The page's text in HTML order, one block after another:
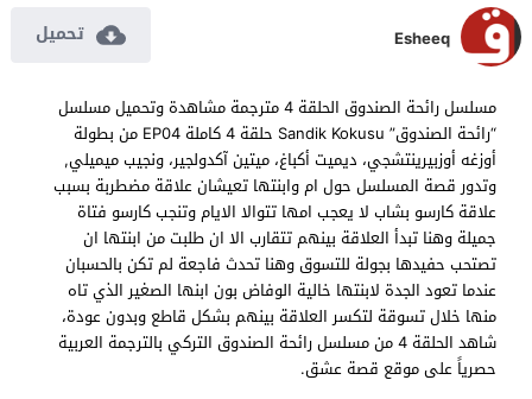
Esheeq تحميل
مسلسل رائحة الصندوق الحلقة 4 مترجمة مشاهدة وتحميل مسلسل
“رائحة الصندوق” Sandik Kokusu حلقة 4 كاملة EP04 من بطولة
أوزغه أوزبيرينتشجي، ديميت أكباغ، ميتين آكدولجير، ونجيب ميميلي,
وتدور قصة المسلسل حول ام وابنتها تعيشان علاقة مضطربة بسبب
علاقة كارسو بشاب لا يعجب امها تتوالا الايام وتنجب كارسو فتاة
جميلة وهنا تبدأ العلاقة بينهم تتقارب الا ان طلبت من ابنتها ان
تصتحب حفيدها بجولة للتسوق وهنا تحدث فاجعة لم تكن بالحسبان
عندما تعود الجدة لابنتها خالية الوفاض بون ابنها الصغير الذي تاه
منها خلال تسوقة لتكسر العلاقة بينهم بشكل قاطع وبدون عودة،
شاهد الحلقة 4 من مسلسل رائحة الصندوق التركي بالترجمة العربية
حصرياً على موقع قصة عشق.